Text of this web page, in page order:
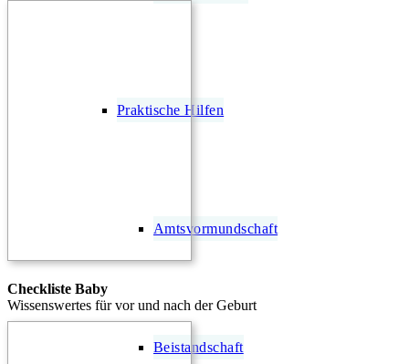
Praktische Hilfen
Amtsvormundschaft
Beistandschaft
Checkliste Baby
Wissenswertes für vor und nach der Geburt